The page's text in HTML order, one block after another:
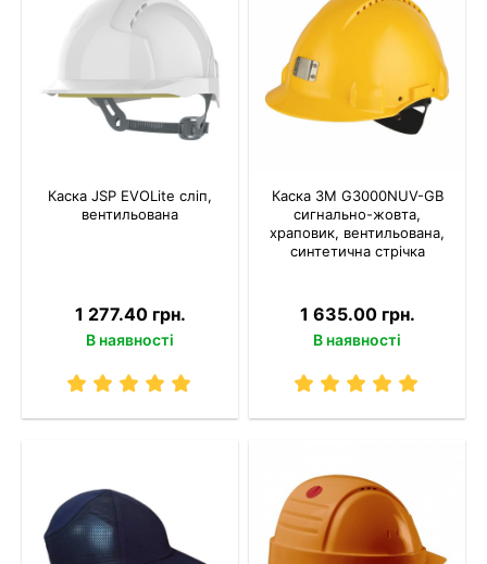
Каска JSP EVOLite сліп,
вентильована
1 277.40 грн.
В наявності
Каска 3M G3000NUV-GB
сигнально-жовта,
храповик, вентильована,
синтетична стрічка
1 635.00 грн.
В наявності